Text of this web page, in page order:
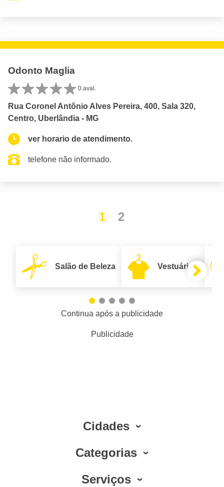
Odonto Maglia
0 aval.
Rua Coronel Antônio Alves Pereira, 400, Sala 320,
Centro, Uberlândia - MG
ver horario de atendimento.
telefone não informado.
1 2
Salão de Beleza Vestuário
Continua após a publicidade
Publicidade
Cidades
Categorias
Serviços